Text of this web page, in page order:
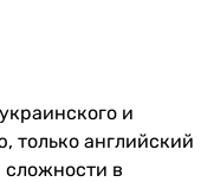
и
только английский
сложности в